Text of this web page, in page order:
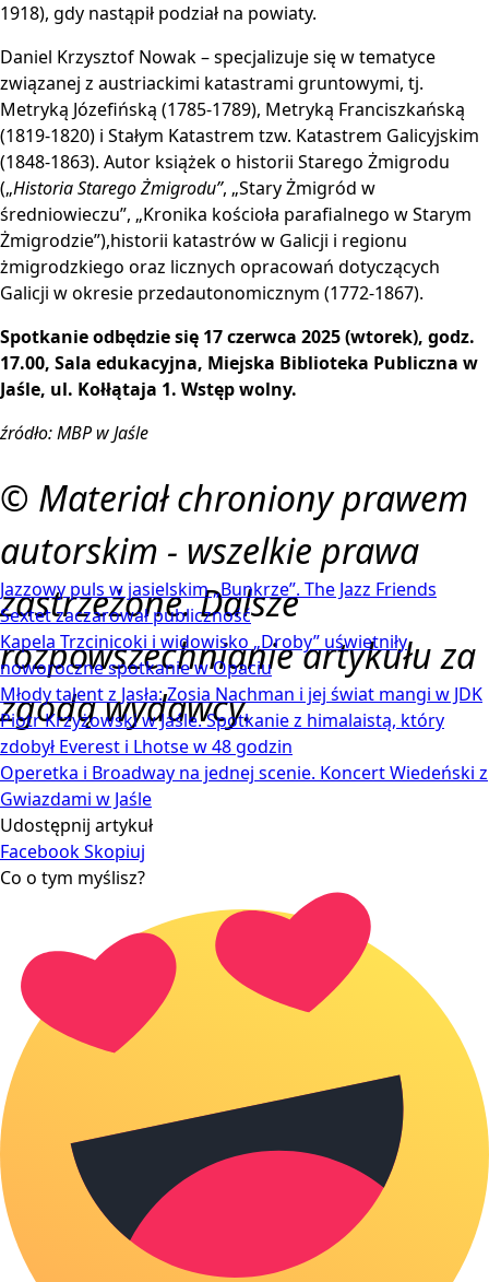
1918), gdy nastąpił podział na powiaty.
Daniel Krzysztof Nowak – specjalizuje się w tematyce
związanej z austriackimi katastrami gruntowymi, tj.
Metryką Józefińską (1785-1789), Metryką Franciszkańską
(1819-1820) i Stałym Katastrem tzw. Katastrem Galicyjskim
(1848-1863). Autor książek o historii Starego Żmigrodu
(„Historia Starego Żmigrodu”, „Stary Żmigród w
średniowieczu”, „Kronika kościoła parafialnego w Starym
Żmigrodzie”),historii katastrów w Galicji i regionu
żmigrodzkiego oraz licznych opracowań dotyczących
Galicji w okresie przedautonomicznym (1772-1867).
Spotkanie odbędzie się 17 czerwca 2025 (wtorek), godz.
17.00, Sala edukacyjna, Miejska Biblioteka Publiczna w
Jaśle, ul. Kołłątaja 1. Wstęp wolny.
źródło: MBP w Jaśle
© Materiał chroniony prawem
autorskim - wszelkie prawa
zastrzeżone. Dalsze
rozpowszechnianie artykułu za
zgodą wydawcy.
Jazzowy puls w jasielskim „Bunkrze”. The Jazz Friends
Sextet zaczarował publiczność
Kapela Trzcinicoki i widowisko „Droby” uświetniły
noworoczne spotkanie w Opaciu
Młody talent z Jasła: Zosia Nachman i jej świat mangi w JDK
Piotr Krzyżowski w Jaśle. Spotkanie z himalaistą, który
zdobył Everest i Lhotse w 48 godzin
Operetka i Broadway na jednej scenie. Koncert Wiedeński z
Gwiazdami w Jaśle
Udostępnij artykuł
FacebookSkopiuj
Co o tym myślisz?